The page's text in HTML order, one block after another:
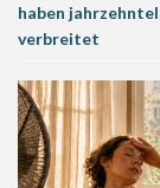
haben
verbreitet